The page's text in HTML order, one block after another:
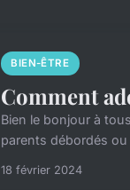
BIEN-ÊTRE
Comment
Bien le bonjour à
parents débordés
18 février 2024